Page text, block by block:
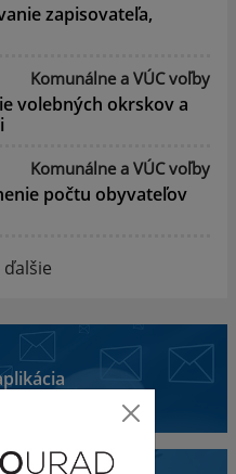
zapisovateľa,
Komunálne a VÚC voľby
volebných okrskov a
Komunálne a VÚC voľby
počtu obyvateľov